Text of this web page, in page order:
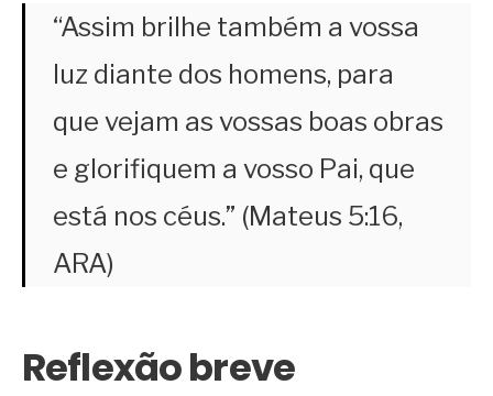
“Assim brilhe também a vossa
luz diante dos homens, para
que vejam as vossas boas obras
e glorifiquem a vosso Pai, que
está nos céus.” (Mateus 5:16,
ARA)
Reflexão breve